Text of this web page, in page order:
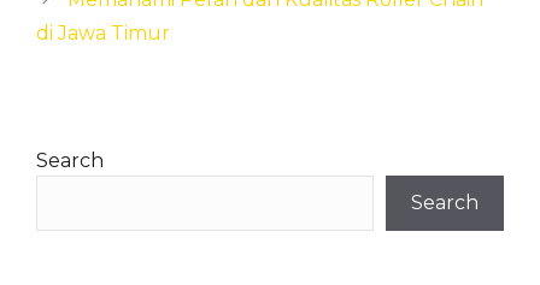
di Jawa Timur
Search
Search